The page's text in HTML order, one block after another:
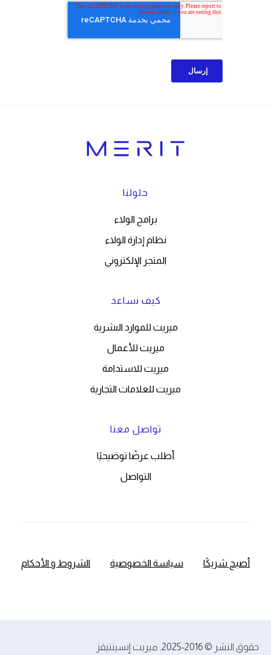
حلولنا
برامج الولاء
نظام إدارة الولاء
المتجر الإلكتروني
كيف نساعد
ميريت للموارد البشرية
ميريت للأعمال
ميريت للاستدامة
ميريت للعلامات التجارية
تواصل معنا
أطلب عرضًا توضيحيًا
التواصل
أصبح شريكًا سياسة الخصوصية الشروط و الأحكام
حقوق النشر © 2016-2025. ميريت إنسينتيفز